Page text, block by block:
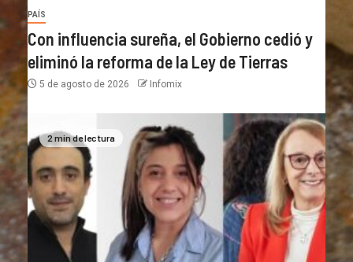
PAÍS
Con influencia sureña, el Gobierno cedió y
eliminó la reforma de la Ley de Tierras
5 de agosto de 2026 Infomix
2 min de lectura